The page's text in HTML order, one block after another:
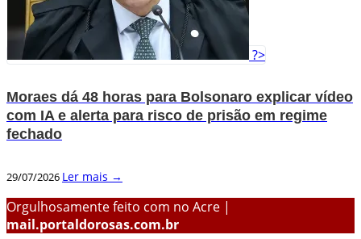
?>
Moraes dá 48 horas para Bolsonaro explicar vídeo
com IA e alerta para risco de prisão em regime
fechado
29/07/2026 Ler mais →
Orgulhosamente feito com no Acre |
mail.portaldorosas.com.br